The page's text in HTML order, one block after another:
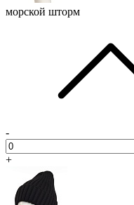
морской шторм
-
+